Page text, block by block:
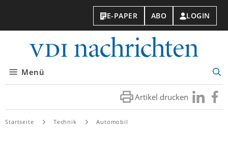
E-PAPER ABO LOGIN
Menü
Artikel drucken Besuchen
Sie
Sie
Startseite Technik Automobil